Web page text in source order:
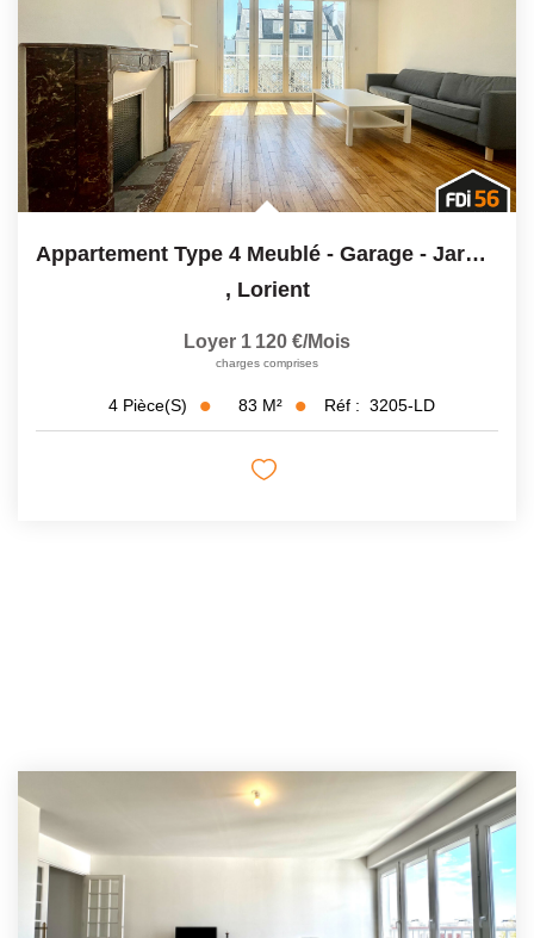
Appartement Type 4 Meublé - Garage - Jardin Privée- Rue De...
, Lorient
Loyer 1 120 €/mois
charges comprises
4 Pièce(s) 83 M² Réf : 3205-LD